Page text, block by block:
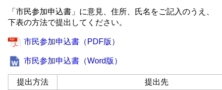
「市民参加申込書」に意見、住所、氏名をご記入のうえ、
下表の方法で提出してください。
市民参加申込書（PDF版）
市民参加申込書（Word版）
提出方法 提出先